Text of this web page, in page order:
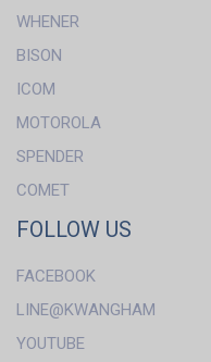
WHENER
BISON
ICOM
MOTOROLA
SPENDER
COMET
FOLLOW US
FACEBOOK
LINE@KWANGHAM
YOUTUBE